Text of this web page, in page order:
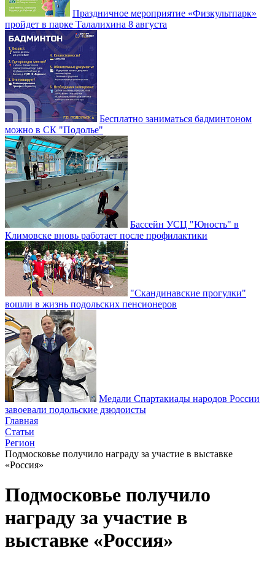
Праздничное мероприятие «Физкультпарк»
пройдет в парке Талалихина 8 августа
Бесплатно заниматься бадминтоном
можно в СК "Подолье"
Бассейн УСЦ "Юность" в
Климовске вновь работает после профилактики
"Скандинавские прогулки"
вошли в жизнь подольских пенсионеров
Медали Спартакиады народов России
завоевали подольские дзюдоисты
Главная
Статьи
Регион
Подмосковье получило награду за участие в выставке
«Россия»
Подмосковье получило
награду за участие в
выставке «Россия»